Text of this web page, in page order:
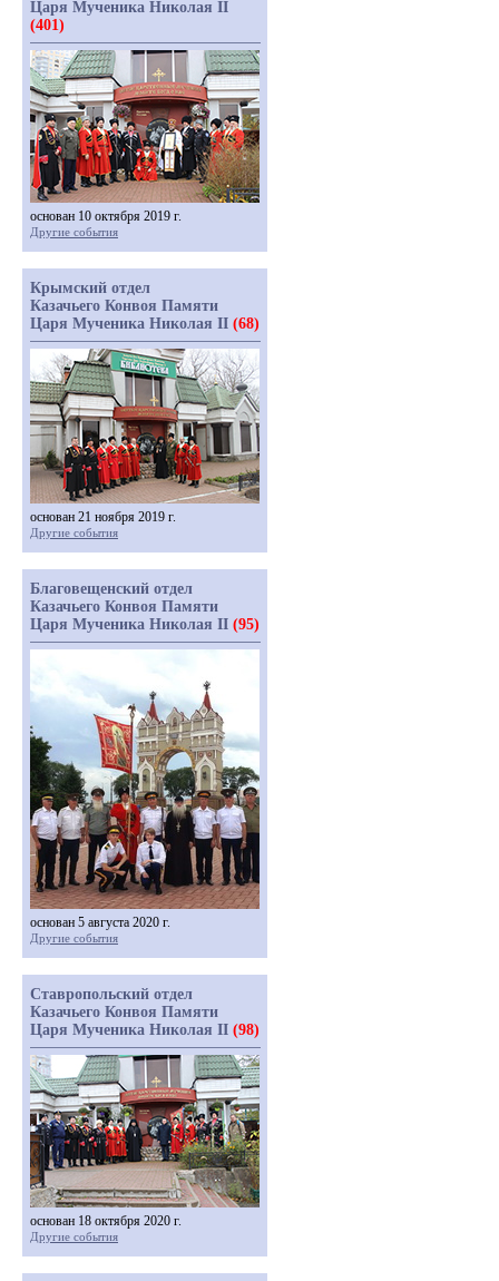
Царя Мученика Николая II
(401)
основан 10 октября 2019 г.
Другие события
Крымский отдел
Казачьего Конвоя Памяти
Царя Мученика Николая II (68)
основан 21 ноября 2019 г.
Другие события
Благовещенский отдел
Казачьего Конвоя Памяти
Царя Мученика Николая II (95)
основан 5 августа 2020 г.
Другие события
Ставропольский отдел
Казачьего Конвоя Памяти
Царя Мученика Николая II (98)
основан 18 октября 2020 г.
Другие события